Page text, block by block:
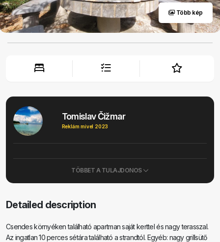
Több kép
Tomislav Čižmar
Reklám mivel 2023
TÖBBET A TULAJDONOS
Detailed description
Csendes környéken található apartman saját kerttel és nagy terasszal.
Az ingatlan 10 perces sétára található a strandtól. Egyéb: nagy grillsütő